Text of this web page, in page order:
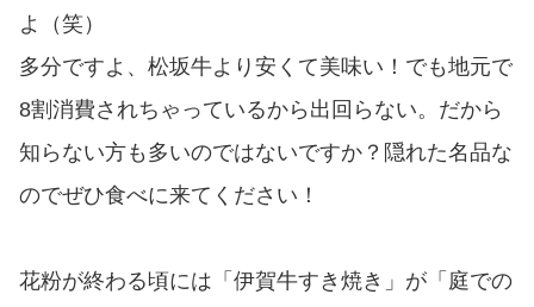
よ（笑）
多分ですよ、松坂牛より安くて美味い！でも地元で
8割消費されちゃっているから出回らない。だから
知らない方も多いのではないですか？隠れた名品な
のでぜひ食べに来てください！
花粉が終わる頃には「伊賀牛すき焼き」が「庭での